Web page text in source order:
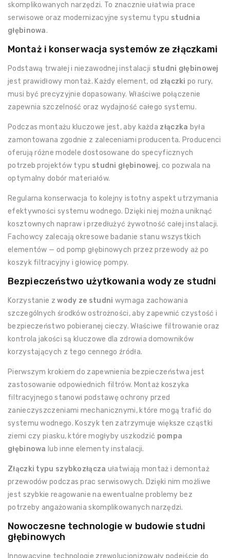
skomplikowanych narzędzi. To znacznie ułatwia prace
serwisowe oraz modernizacyjne systemu typu studnia
głębinowa.
Montaż i konserwacja systemów ze złączkami
Podstawą trwałej i niezawodnej instalacji studni głębinowej
jest prawidłowy montaż. Każdy element, od złączki po rury,
musi być precyzyjnie dopasowany. Właściwe połączenie
zapewnia szczelność oraz wydajność całego systemu.
Podczas montażu kluczowe jest, aby każda złączka była
zamontowana zgodnie z zaleceniami producenta. Producenci
oferują różne modele dostosowane do specyficznych
potrzeb projektów typu studni głębinowej, co pozwala na
optymalny dobór materiałów.
Regularna konserwacja to kolejny istotny aspekt utrzymania
efektywności systemu wodnego. Dzięki niej można uniknąć
kosztownych napraw i przedłużyć żywotność całej instalacji.
Fachowcy zalecają okresowe badanie stanu wszystkich
elementów — od pomp głębinowych przez przewody aż po
koszyk filtracyjny i głowicę pompy.
Bezpieczeństwo użytkowania wody ze studni
Korzystanie zwody ze studni wymaga zachowania
szczególnych środków ostrożności, aby zapewnić czystość i
bezpieczeństwo pobieranej cieczy. Właściwe filtrowanie oraz
kontrola jakości są kluczowe dla zdrowia domowników
korzystających z tego cennego źródła.
Pierwszym krokiem do zapewnienia bezpieczeństwa jest
zastosowanie odpowiednich filtrów. Montaż koszyka
filtracyjnego stanowi podstawę ochrony przed
zanieczyszczeniami mechanicznymi, które mogą trafić do
systemu wodnego. Koszyk ten zatrzymuje większe cząstki
ziemi czy piasku, które mogłyby uszkodzić pompa
głębinowa lub inne elementy instalacji.
Złączki typu szybkozłącza ułatwiają montaż i demontaż
przewodów podczas prac serwisowych. Dzięki nim możliwe
jest szybkie reagowanie na ewentualne problemy bez
potrzeby angażowania skomplikowanych narzędzi.
Nowoczesne technologie w budowie studni
głębinowych